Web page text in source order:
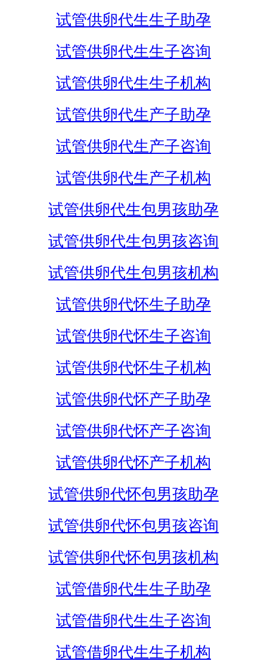
试管供卵代生生子助孕
试管供卵代生生子咨询
试管供卵代生生子机构
试管供卵代生产子助孕
试管供卵代生产子咨询
试管供卵代生产子机构
试管供卵代生包男孩助孕
试管供卵代生包男孩咨询
试管供卵代生包男孩机构
试管供卵代怀生子助孕
试管供卵代怀生子咨询
试管供卵代怀生子机构
试管供卵代怀产子助孕
试管供卵代怀产子咨询
试管供卵代怀产子机构
试管供卵代怀包男孩助孕
试管供卵代怀包男孩咨询
试管供卵代怀包男孩机构
试管借卵代生生子助孕
试管借卵代生生子咨询
试管借卵代生生子机构